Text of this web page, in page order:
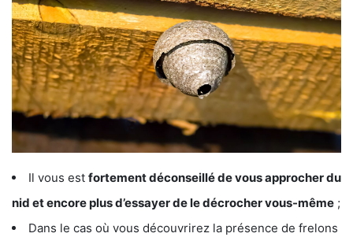
Il vous est fortement déconseillé de vous approcher du
nid et encore plus d’essayer de le décrocher vous-même ;
Dans le cas où vous découvrirez la présence de frelons